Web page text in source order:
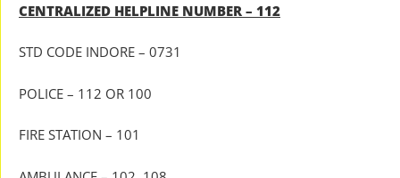
CENTRALIZED HELPLINE NUMBER – 112
STD CODE INDORE – 0731
POLICE – 112 OR 100
FIRE STATION – 101